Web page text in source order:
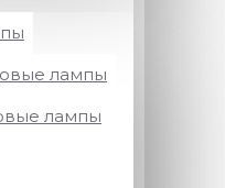
лампы
лампы